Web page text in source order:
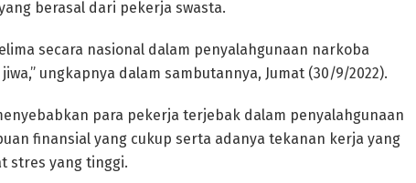
berasal dari pekerja swasta.
secara nasional dalam penyalahgunaan narkoba
ungkapnya dalam sambutannya, Jumat (30/9/2022).
para pekerja terjebak dalam penyalahgunaan
finansial yang cukup serta adanya tekanan kerja yang
stres yang tinggi.